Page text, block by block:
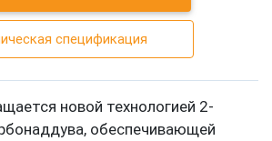
новой технологией 2-
обеспечивающей
спецификация